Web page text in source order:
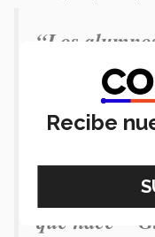
“Los
persona y
en una
espíritu
lucha por
que hace” -
Recibe